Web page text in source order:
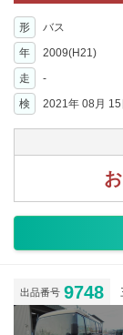
形 バス
年
2009(H21)
走 -
検
2021年 08月 15
出品番号 9748